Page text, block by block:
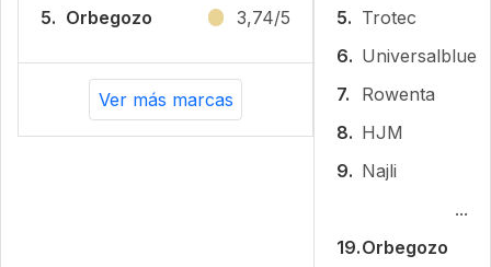
5. Orbegozo 3,74/5
Ver más marcas
5. Trotec
6. Universalblue
7.
Rowenta
8. HJM
9. Najli
...
19.Orbegozo